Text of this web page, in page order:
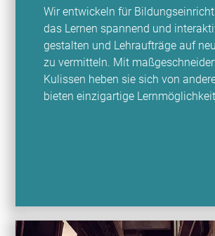
Wir entwickeln für
das Lernen spannend und
gestalten und Lehraufträge auf
zu vermitteln. Mit
Kulissen heben sie sich von
bieten einzigartige